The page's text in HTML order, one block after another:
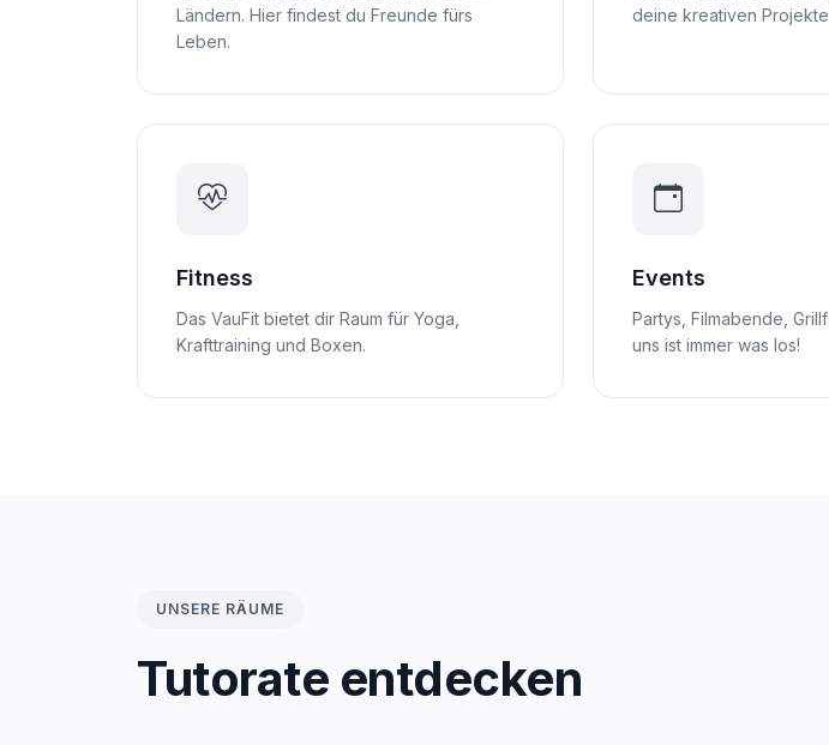
Ländern. Hier findest du Freunde fürs
Leben.
deine kreativen Projekte
Fitness
Das VauFit bietet dir Raum für Yoga,
Krafttraining und Boxen.
Events
Partys, Filmabende,
uns ist immer was los!
UNSERE RÄUME
Tutorate entdecken